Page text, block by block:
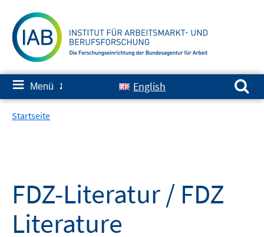
zum
Inhalt
≡ Menü ✘ English
Suchen nach:
Startseite
FDZ-Literatur / FDZ
Literature